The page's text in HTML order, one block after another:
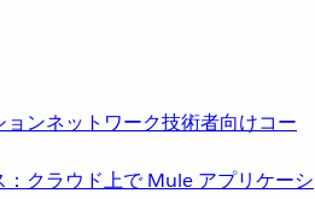
ョンネットワーク技術者向けコー
クラウド上で Mule アプリケーシ